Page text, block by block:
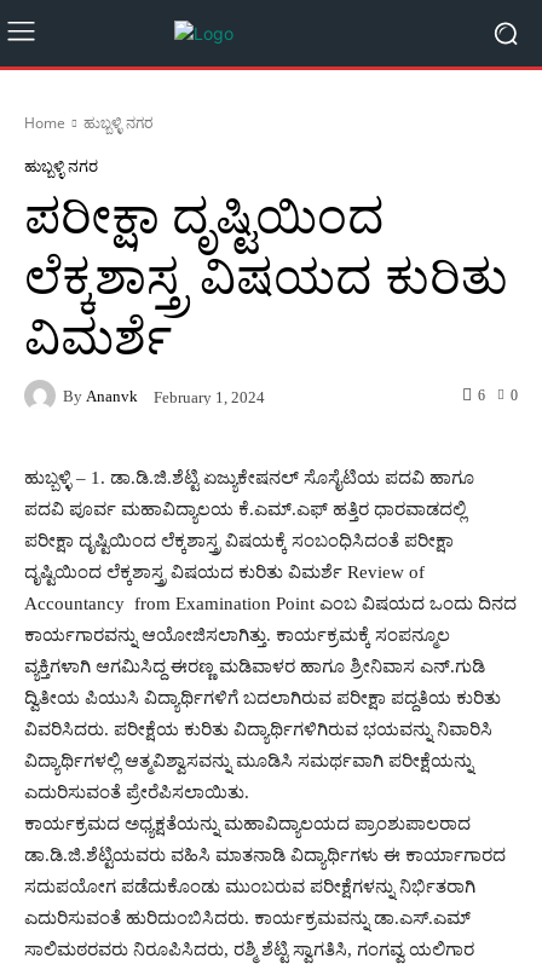
Home ಹುಬ್ಬಳ್ಳಿ ನಗರ
ಹುಬ್ಬಳ್ಳಿ ನಗರ
ಪರೀಕ್ಷಾ ದೃಷ್ಟಿಯಿಂದ
ಲೆಕ್ಕಶಾಸ್ತ್ರ ವಿಷಯದ ಕುರಿತು
ವಿಮರ್ಶೆ
By Ananvk February 1, 2024 0
6
ಹುಬ್ಬಳ್ಳಿ – 1. ಡಾ.ಡಿ.ಜಿ.ಶೆಟ್ಟಿ ಏಜ್ಯುಕೇಷನಲ್ ಸೊಸೈಟಿಯ ಪದವಿ ಹಾಗೂ
ಪದವಿ ಪೂರ್ವ ಮಹಾವಿದ್ಯಾಲಯ ಕೆ.ಎಮ್.ಎಫ್ ಹತ್ತಿರ ಧಾರವಾಡದಲ್ಲಿ
ಪರೀಕ್ಷಾ ದೃಷ್ಟಿಯಿಂದ ಲೆಕ್ಕಶಾಸ್ತ್ರ ವಿಷಯಕ್ಕೆ ಸಂಬಂಧಿಸಿದಂತೆ ಪರೀಕ್ಷಾ
ದೃಷ್ಟಿಯಿಂದ ಲೆಕ್ಕಶಾಸ್ತ್ರ ವಿಷಯದ ಕುರಿತು ವಿಮರ್ಶೆ Review of
Accountancy from Examination Point ಎಂಬ ವಿಷಯದ ಒಂದು ದಿನದ
ಕಾರ್ಯಗಾರವನ್ನು ಆಯೋಜಿಸಲಾಗಿತ್ತು. ಕಾರ್ಯಕ್ರಮಕ್ಕೆ ಸಂಪನ್ಮೂಲ
ವ್ಯಕ್ತಿಗಳಾಗಿ ಆಗಮಿಸಿದ್ದ ಈರಣ್ಣ ಮಡಿವಾಳರ ಹಾಗೂ ಶ್ರೀನಿವಾಸ ಎನ್.ಗುಡಿ
ದ್ವಿತೀಯ ಪಿಯುಸಿ ವಿದ್ಯಾರ್ಥಿಗಳಿಗೆ ಬದಲಾಗಿರುವ ಪರೀಕ್ಷಾ ಪದ್ದತಿಯ ಕುರಿತು
ವಿವರಿಸಿದರು. ಪರೀಕ್ಷೆಯ ಕುರಿತು ವಿದ್ಯಾರ್ಥಿಗಳಿಗಿರುವ ಭಯವನ್ನು ನಿವಾರಿಸಿ
ವಿದ್ಯಾರ್ಥಿಗಳಲ್ಲಿ ಆತ್ಮವಿಶ್ವಾಸವನ್ನು ಮೂಡಿಸಿ ಸಮರ್ಥವಾಗಿ ಪರೀಕ್ಷೆಯನ್ನು
ಎದುರಿಸುವಂತೆ ಪ್ರೇರೆಪಿಸಲಾಯಿತು.
ಕಾರ್ಯಕ್ರಮದ ಅಧ್ಯಕ್ಷತೆಯನ್ನು ಮಹಾವಿದ್ಯಾಲಯದ ಪ್ರಾಂಶುಪಾಲರಾದ
ಡಾ.ಡಿ.ಜಿ.ಶೆಟ್ಟಿಯವರು ವಹಿಸಿ ಮಾತನಾಡಿ ವಿದ್ಯಾರ್ಥಿಗಳು ಈ ಕಾರ್ಯಾಗಾರದ
ಸದುಪಯೋಗ ಪಡೆದುಕೊಂಡು ಮುಂಬರುವ ಪರೀಕ್ಷೆಗಳನ್ನು ನಿರ್ಭಿತರಾಗಿ
ಎದುರಿಸುವಂತೆ ಹುರಿದುಂಬಿಸಿದರು. ಕಾರ್ಯಕ್ರಮವನ್ನು ಡಾ.ಎಸ್.ಎಮ್
ಸಾಲಿಮಠರವರು ನಿರೂಪಿಸಿದರು, ರಶ್ಮಿ ಶೆಟ್ಟಿ ಸ್ವಾಗತಿಸಿ, ಗಂಗವ್ವ ಯಲಿಗಾರ